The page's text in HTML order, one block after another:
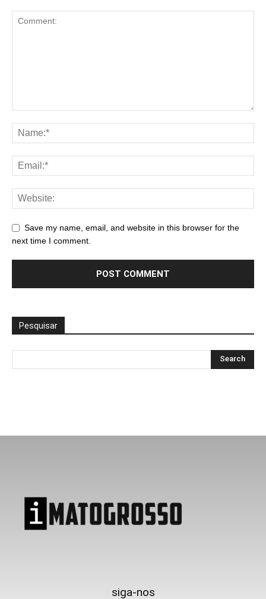
Save my name, email, and website in this browser for the
next time I comment.
Pesquisar
siga-nos